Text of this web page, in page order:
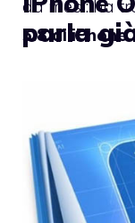
da mesi: ha
5.8 di iPhone
parla